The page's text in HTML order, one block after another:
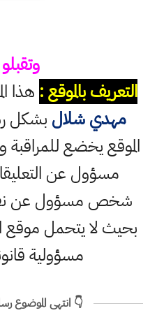
التعريف بالموقع : هذا
مهدي شلال بشكل
الموقع يخضع للمراقبة
مسؤول عن
شخص مسؤول عن
بحيث لا يتحمل موقع
مسؤولية
👇 انتهى الموضوع